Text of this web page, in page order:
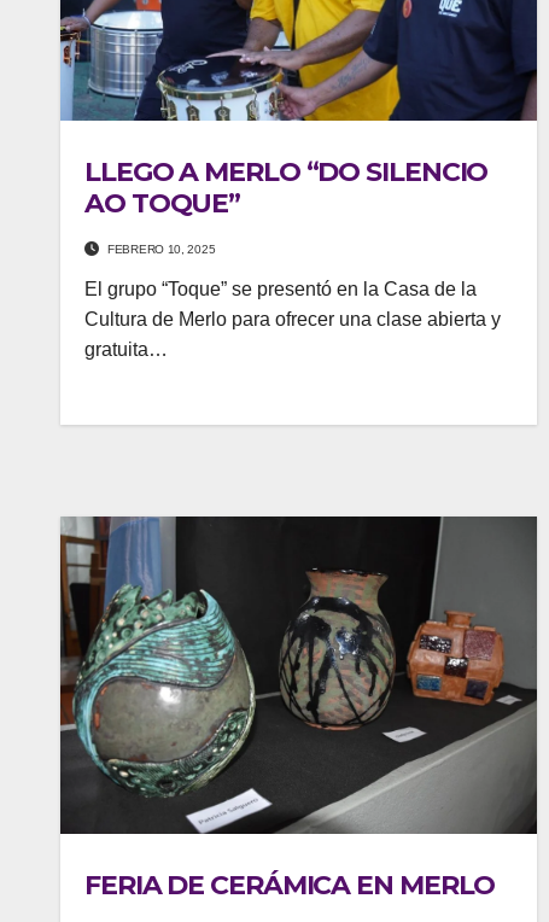
LLEGO A MERLO “DO SILENCIO
AO TOQUE”
FEBRERO 10, 2025
El grupo “Toque” se presentó en la Casa de la
Cultura de Merlo para ofrecer una clase abierta y
gratuita…
FERIA DE CERÁMICA EN MERLO